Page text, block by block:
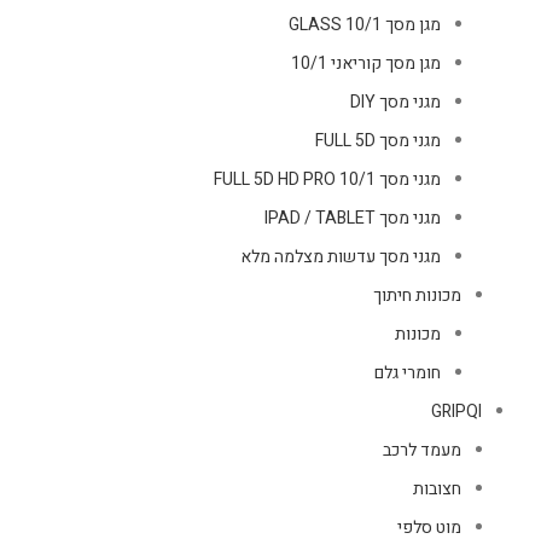
מגן מסך GLASS 10/1
מגן מסך קוריאני 10/1
מגני מסך DIY
מגני מסך FULL 5D
מגני מסך FULL 5D HD PRO 10/1
מגני מסך IPAD / TABLET
מגני מסך עדשות מצלמה מלא
מכונות חיתוך
מכונות
חומרי גלם
GRIPQI
מעמד לרכב
חצובות
מוט סלפי